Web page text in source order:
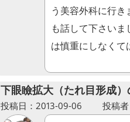
う美容外科に行
も話して下さい
は慎重にしなくて
下眼瞼拡大（たれ目形成
投稿日：2013-09-06
投稿